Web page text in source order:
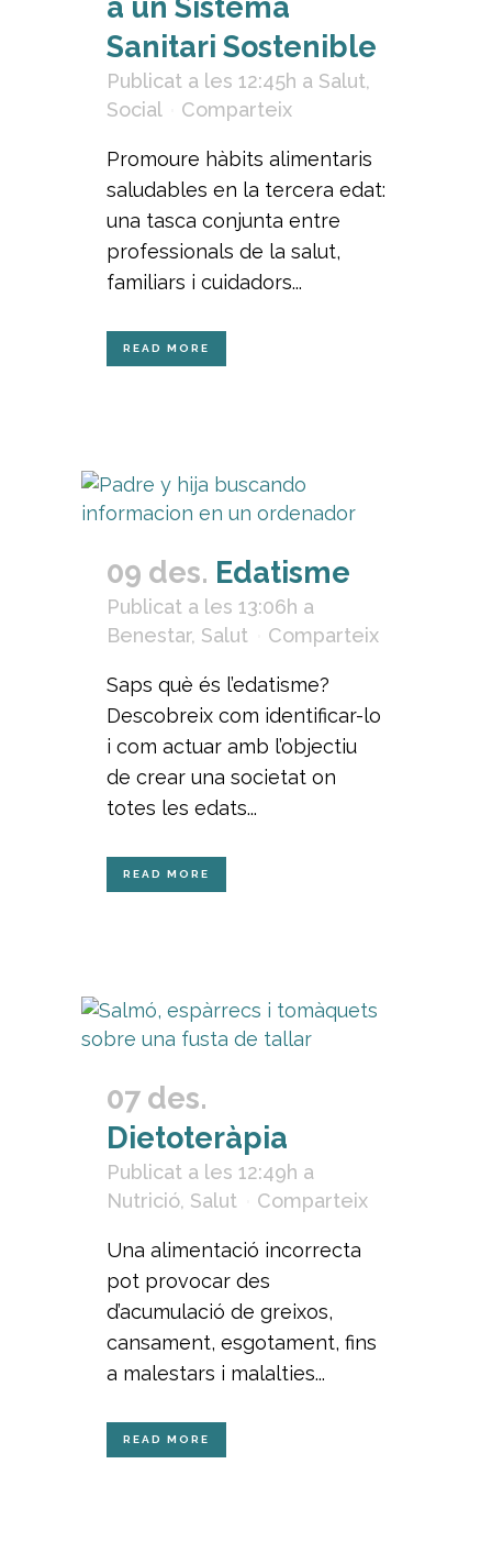
a un Sistema
Sanitari Sostenible
Publicat a les 12:45h a Salut,
Social
Comparteix
Promoure hàbits alimentaris
saludables en la tercera edat:
una tasca conjunta entre
professionals de la salut,
familiars i cuidadors...
READ MORE
09 des. Edatisme
Publicat a les 13:06h a
Benestar, Salut Comparteix
Saps què és l’edatisme?
Descobreix com identificar-lo
i com actuar amb l’objectiu
de crear una societat on
totes les edats...
READ MORE
07 des.
Dietoteràpia
Publicat a les 12:49h a
Nutrició, Salut Comparteix
Una alimentació incorrecta
pot provocar des
d’acumulació de greixos,
cansament, esgotament, fins
a malestars i malalties...
READ MORE